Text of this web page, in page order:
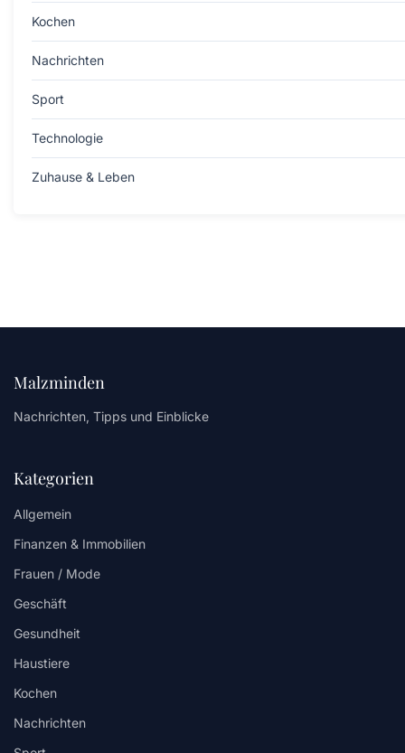
Kochen
Nachrichten
Sport
Technologie
Zuhause & Leben
Malzminden
Nachrichten, Tipps und Einblicke
Kategorien
Allgemein
Finanzen & Immobilien
Frauen / Mode
Geschäft
Gesundheit
Haustiere
Kochen
Nachrichten